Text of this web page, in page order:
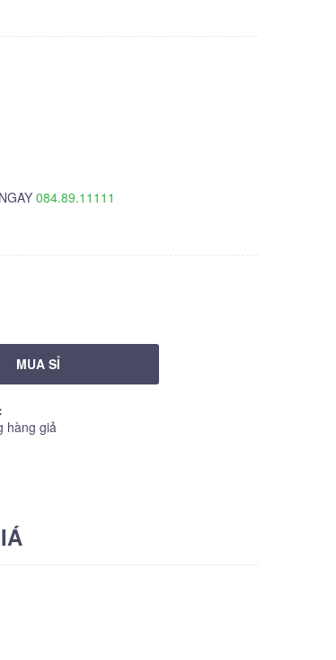
084.89.11111
MUA SỈ
hàng giả